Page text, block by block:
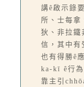
講ê啟示錄
所、士每拿
狄、非拉鐵
信，其中有
也有得勝ê
ka-kī ê行為
靠主引